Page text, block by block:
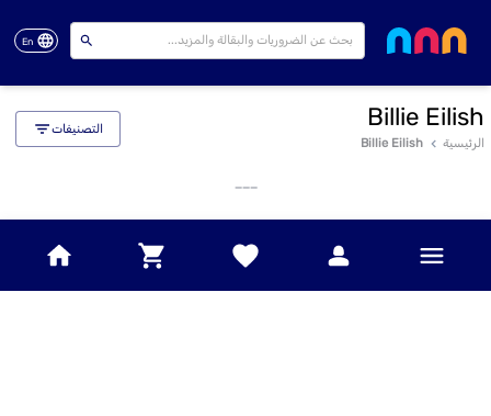
En
Billie Eilish
الرئيسية Billie Eilish
التصنيفات